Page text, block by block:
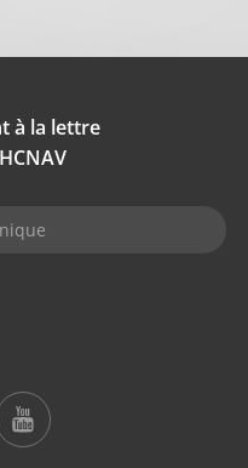
à la lettre